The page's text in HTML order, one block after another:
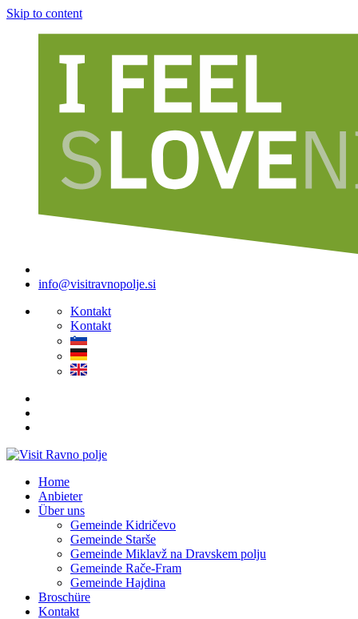
Skip to content
info@visitravnopolje.si
Kontakt
Kontakt
Home
Anbieter
Über uns
Gemeinde Kidričevo
Gemeinde Starše
Gemeinde Miklavž na Dravskem polju
Gemeinde Rače-Fram
Gemeinde Hajdina
Broschüre
Kontakt